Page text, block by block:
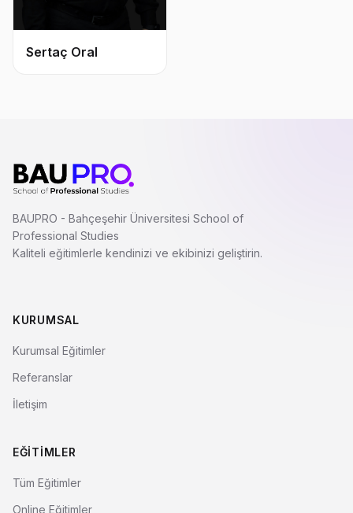
Sertaç Oral
BAUPRO - Bahçeşehir Üniversitesi School of
Professional Studies
Kaliteli eğitimlerle kendinizi ve ekibinizi geliştirin.
KURUMSAL
Kurumsal Eğitimler
Referanslar
İletişim
EĞITIMLER
Tüm Eğitimler
Online Eğitimler